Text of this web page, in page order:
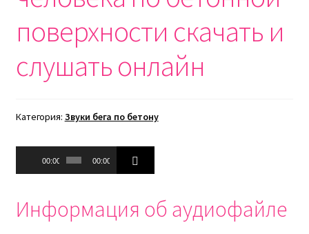
поверхности скачать и
слушать онлайн
Категория: Звуки бега по бетону
Аудиоплеер
00:00 00:00
Информация об аудиофайле